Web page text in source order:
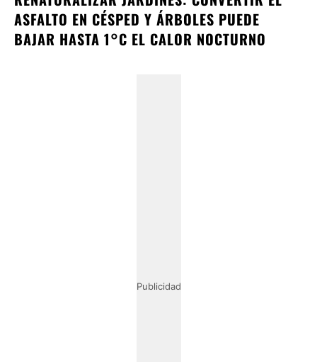
ASFALTO EN CÉSPED Y ÁRBOLES PUEDE
BAJAR HASTA 1°C EL CALOR NOCTURNO
Publicidad